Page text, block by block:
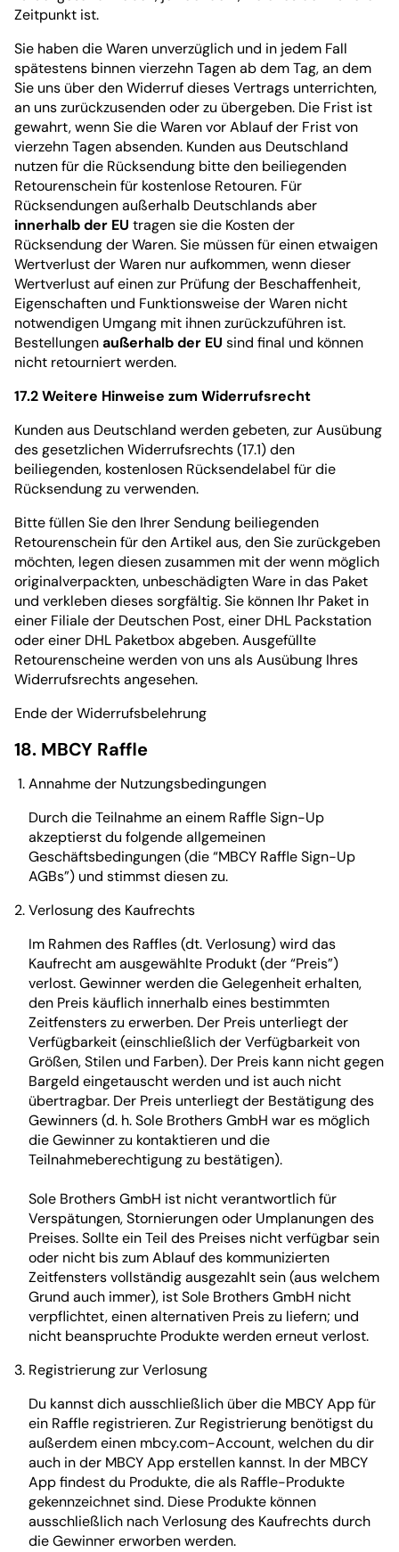
Zeitpunkt ist.
Sie haben die Waren unverzüglich und in jedem Fall
spätestens binnen vierzehn Tagen ab dem Tag, an dem
Sie uns über den Widerruf dieses Vertrags unterrichten,
an uns zurückzusenden oder zu übergeben. Die Frist ist
gewahrt, wenn Sie die Waren vor Ablauf der Frist von
vierzehn Tagen absenden. Kunden aus Deutschland
nutzen für die Rücksendung bitte den beiliegenden
Retourenschein für kostenlose Retouren. Für
Rücksendungen außerhalb Deutschlands aber
innerhalb der EU tragen sie die Kosten der
Rücksendung der Waren. Sie müssen für einen etwaigen
Wertverlust der Waren nur aufkommen, wenn dieser
Wertverlust auf einen zur Prüfung der Beschaffenheit,
Eigenschaften und Funktionsweise der Waren nicht
notwendigen Umgang mit ihnen zurückzuführen ist.
Bestellungenaußerhalb der EU sind final und können
nicht retourniert werden.
17.2 Weitere Hinweise zum Widerrufsrecht
Kunden aus Deutschland werden gebeten, zur Ausübung
des gesetzlichen Widerrufsrechts (17.1) den
beiliegenden, kostenlosen Rücksendelabel für die
Rücksendung zu verwenden.
Bitte füllen Sie den Ihrer Sendung beiliegenden
Retourenschein für den Artikel aus, den Sie zurückgeben
möchten, legen diesen zusammen mit der wenn möglich
originalverpackten, unbeschädigten Ware in das Paket
und verkleben dieses sorgfältig. Sie können Ihr Paket in
einer Filiale der Deutschen Post, einer DHL Packstation
oder einer DHL Paketbox abgeben. Ausgefüllte
Retourenscheine werden von uns als Ausübung Ihres
Widerrufsrechts angesehen.
Ende der Widerrufsbelehrung
18. MBCY Raffle
Annahme der Nutzungsbedingungen
Durch die Teilnahme an einem Raffle Sign-Up
akzeptierst du folgende allgemeinen
Geschäftsbedingungen (die “MBCY Raffle Sign-Up
AGBs”) und stimmst diesen zu.
Verlosung des Kaufrechts
Im Rahmen des Raffles (dt. Verlosung) wird das
Kaufrecht am ausgewählte Produkt (der “Preis”)
verlost. Gewinner werden die Gelegenheit erhalten,
den Preis käuflich innerhalb eines bestimmten
Zeitfensters zu erwerben. Der Preis unterliegt der
Verfügbarkeit (einschließlich der Verfügbarkeit von
Größen, Stilen und Farben). Der Preis kann nicht gegen
Bargeld eingetauscht werden und ist auch nicht
übertragbar. Der Preis unterliegt der Bestätigung des
Gewinners (d. h. Sole Brothers GmbH war es möglich
die Gewinner zu kontaktieren und die
Teilnahmeberechtigung zu bestätigen).
Sole Brothers GmbH ist nicht verantwortlich für
Verspätungen, Stornierungen oder Umplanungen des
Preises. Sollte ein Teil des Preises nicht verfügbar sein
oder nicht bis zum Ablauf des kommunizierten
Zeitfensters vollständig ausgezahlt sein (aus welchem
Grund auch immer), ist Sole Brothers GmbH nicht
verpflichtet, einen alternativen Preis zu liefern; und
nicht beanspruchte Produkte werden erneut verlost.
Registrierung zur Verlosung
Du kannst dich ausschließlich über die MBCY App für
ein Raffle registrieren. Zur Registrierung benötigst du
außerdem einen mbcy.com-Account, welchen du dir
auch in der MBCY App erstellen kannst. In der MBCY
App findest du Produkte, die als Raffle-Produkte
gekennzeichnet sind. Diese Produkte können
ausschließlich nach Verlosung des Kaufrechts durch
die Gewinner erworben werden.